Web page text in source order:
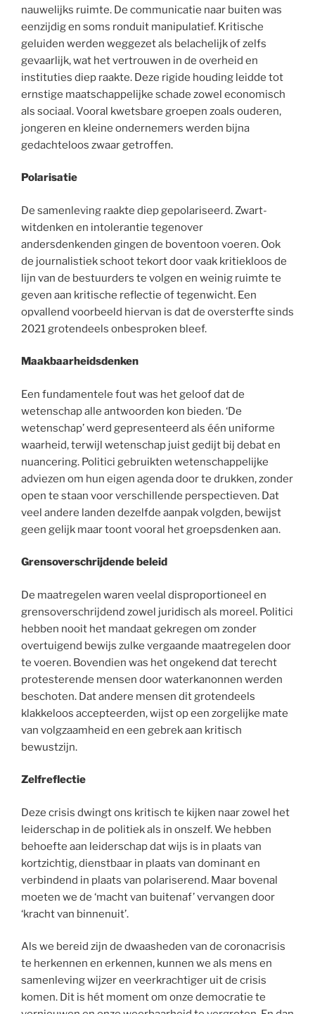
nauwelijks ruimte. De communicatie naar buiten was
eenzijdig en soms ronduit manipulatief. Kritische
geluiden werden weggezet als belachelijk of zelfs
gevaarlijk, wat het vertrouwen in de overheid en
instituties diep raakte. Deze rigide houding leidde tot
ernstige maatschappelijke schade zowel economisch
als sociaal. Vooral kwetsbare groepen zoals ouderen,
jongeren en kleine ondernemers werden bijna
gedachteloos zwaar getroffen.
Polarisatie
De samenleving raakte diep gepolariseerd. Zwart-
witdenken en intolerantie tegenover
andersdenkenden gingen de boventoon voeren. Ook
de journalistiek schoot tekort door vaak kritiekloos de
lijn van de bestuurders te volgen en weinig ruimte te
geven aan kritische reflectie of tegenwicht. Een
opvallend voorbeeld hiervan is dat de oversterfte sinds
2021 grotendeels onbesproken bleef.
Maakbaarheidsdenken
Een fundamentele fout was het geloof dat de
wetenschap alle antwoorden kon bieden. ‘De
wetenschap’ werd gepresenteerd als één uniforme
waarheid, terwijl wetenschap juist gedijt bij debat en
nuancering. Politici gebruikten wetenschappelijke
adviezen om hun eigen agenda door te drukken, zonder
open te staan voor verschillende perspectieven. Dat
veel andere landen dezelfde aanpak volgden, bewijst
geen gelijk maar toont vooral het groepsdenken aan.
Grensoverschrijdende beleid
De maatregelen waren veelal disproportioneel en
grensoverschrijdend zowel juridisch als moreel. Politici
hebben nooit het mandaat gekregen om zonder
overtuigend bewijs zulke vergaande maatregelen door
te voeren. Bovendien was het ongekend dat terecht
protesterende mensen door waterkanonnen werden
beschoten. Dat andere mensen dit grotendeels
klakkeloos accepteerden, wijst op een zorgelijke mate
van volgzaamheid en een gebrek aan kritisch
bewustzijn.
Zelfreflectie
Deze crisis dwingt ons kritisch te kijken naar zowel het
leiderschap in de politiek als in onszelf. We hebben
behoefte aan leiderschap dat wijs is in plaats van
kortzichtig, dienstbaar in plaats van dominant en
verbindend in plaats van polariserend. Maar bovenal
moeten we de ‘macht van buitenaf’ vervangen door
‘kracht van binnenuit’.
Als we bereid zijn de dwaasheden van de coronacrisis
te herkennen en erkennen, kunnen we als mens en
samenleving wijzer en veerkrachtiger uit de crisis
komen. Dit is hét moment om onze democratie te